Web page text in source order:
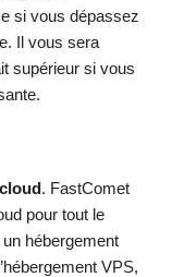
si vous dépassez
Il vous sera
supérieur si vous
. FastComet
pour tout le
hébergement
VPS,